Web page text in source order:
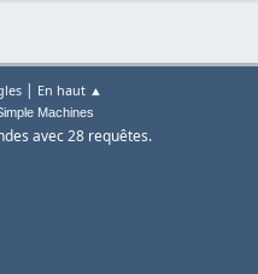
| En haut ▲
Machines
avec 28 requêtes.